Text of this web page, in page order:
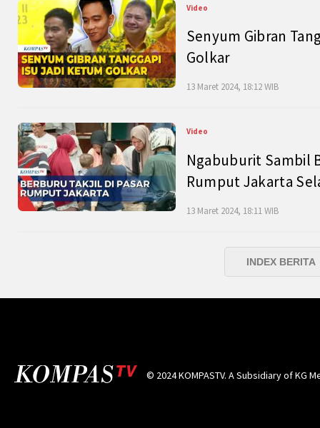
Video
Senyum Gibran
Golkar
13 Maret 2024, 18:12 WIB
Video
Ngabuburit Sambil
Rumput Jakarta
13 Maret 2024, 18:11 WIB
INDEX BERITA
© 2024 KOMPASTV. A Subsidiary ofKG